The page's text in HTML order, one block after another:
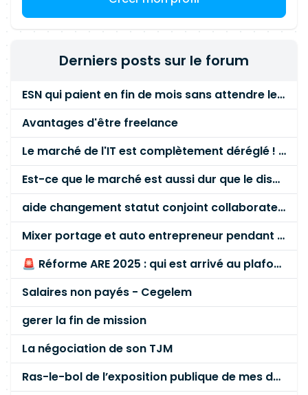
test
Derniers posts sur le forum
ESN qui paient en fin de mois sans attendre le paiement client ?
Avantages d'être freelance
Le marché de l'IT est complètement déréglé ! STOP à cette mascarade ! Il faut s'unir et résister !
Est-ce que le marché est aussi dur que le disent les commerciaux ?
aide changement statut conjoint collaborateur
Mixer portage et auto entrepreneur pendant des années - quel risque ?
🚨 Réforme ARE 2025 : qui est arrivé au plafond des 60 % en gardant son entreprise ?
Salaires non payés - Cegelem
gerer la fin de mission
La négociation de son TJM
Ras-le-bol de l’exposition publique de mes données personnelles liées à mon entreprise